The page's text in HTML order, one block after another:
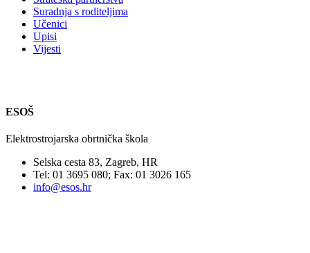
Suradnja s roditeljima
Učenici
Upisi
Vijesti
ESOŠ
Elektrostrojarska obrtnička škola
Selska cesta 83, Zagreb, HR
Tel: 01 3695 080; Fax: 01 3026 165
info@esos.hr